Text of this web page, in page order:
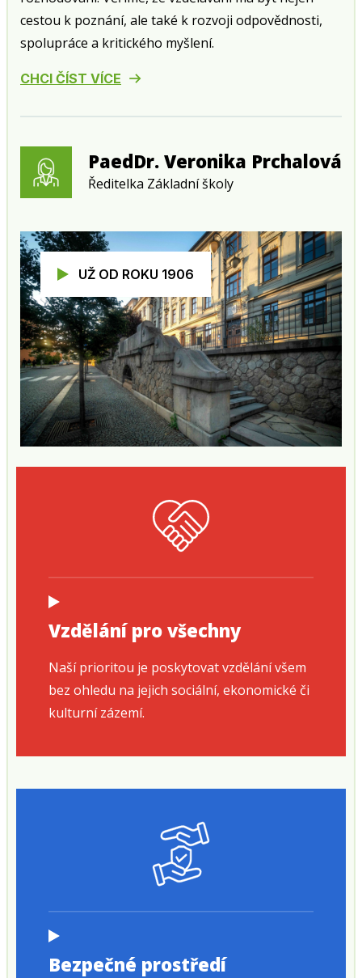
cestou k poznání, ale také k rozvoji odpovědnosti,
spolupráce a kritického myšlení.
CHCI ČÍST VÍCE
PaedDr. Veronika Prchalová
Ředitelka Základní školy
UŽ OD ROKU 1906
Vzdělání pro všechny
Naší prioritou je poskytovat vzdělání všem
bez ohledu na jejich sociální, ekonomické či
kulturní zázemí.
Bezpečné prostředí